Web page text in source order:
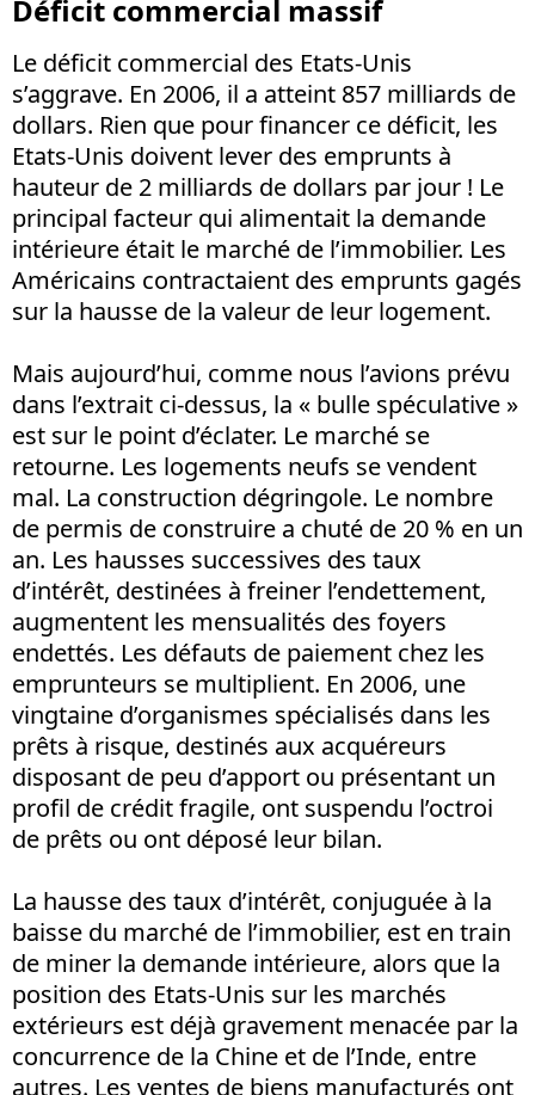
Déficit commercial massif
Le déficit commercial des Etats-Unis
s’aggrave. En 2006, il a atteint 857 milliards de
dollars. Rien que pour financer ce déficit, les
Etats-Unis doivent lever des emprunts à
hauteur de 2 milliards de dollars par jour ! Le
principal facteur qui alimentait la demande
intérieure était le marché de l’immobilier. Les
Américains contractaient des emprunts gagés
sur la hausse de la valeur de leur logement.
Mais aujourd’hui, comme nous l’avions prévu
dans l’extrait ci-dessus, la « bulle spéculative »
est sur le point d’éclater. Le marché se
retourne. Les logements neufs se vendent
mal. La construction dégringole. Le nombre
de permis de construire a chuté de 20 % en un
an. Les hausses successives des taux
d’intérêt, destinées à freiner l’endettement,
augmentent les mensualités des foyers
endettés. Les défauts de paiement chez les
emprunteurs se multiplient. En 2006, une
vingtaine d’organismes spécialisés dans les
prêts à risque, destinés aux acquéreurs
disposant de peu d’apport ou présentant un
profil de crédit fragile, ont suspendu l’octroi
de prêts ou ont déposé leur bilan.
La hausse des taux d’intérêt, conjuguée à la
baisse du marché de l’immobilier, est en train
de miner la demande intérieure, alors que la
position des Etats-Unis sur les marchés
extérieurs est déjà gravement menacée par la
concurrence de la Chine et de l’Inde, entre
autres. Les ventes de biens manufacturés ont